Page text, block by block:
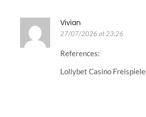
Vivian
27/07/2026 at 23:26
References:
Lollybet Casino Freispiele